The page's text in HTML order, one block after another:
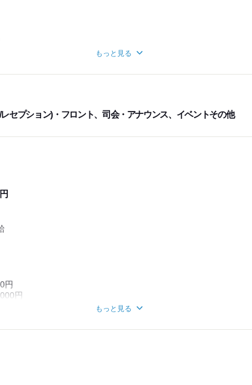
もっと見る
セプション)・フロント、司会・アナウンス、イベントその他
円
円
が年間6~8万円）
もっと見る